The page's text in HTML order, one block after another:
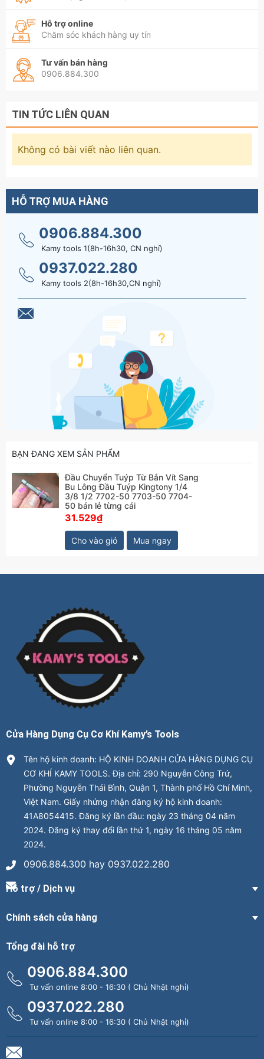
LƯU Ý: ĐƠN GIÁ CHO 1 CÁI - MỖI SIZE MỖI
LOẠI CÓ GIÁ KHÁC NHAU. QUÝ KHÁCH CHỌN
PHÂN LOẠI ĐỂ XEM GIÁ CỦA PHÂN LOẠI ĐÓ.
Hỗ trợ online
Chăm sóc khách hàng uy tín
Tư vấn bán hàng
0906.884.300
TIN TỨC LIÊN QUAN
Không có bài viết nào liên quan.
HỖ TRỢ MUA HÀNG
0906.884.300
Kamy tools 1(8h-16h30, CN nghỉ)
0937.022.280
Kamy tools 2(8h-16h30,CN nghỉ)
BẠN ĐANG XEM SẢN PHẨM
Đầu Chuyển Tuýp Từ Bắn Vít Sang
Bu Lông Đầu Tuýp Kingtony 1/4
3/8 1/2 7702-50 7703-50 7704-
50 bán lẻ từng cái
31.529₫
Cho vào giỏ Mua ngay
Cửa Hàng Dụng Cụ Cơ Khí Kamy’s Tools
Tên hộ kinh doanh: HỘ KINH DOANH CỬA HÀNG DỤNG CỤ
CƠ KHÍ KAMY TOOLS. Địa chỉ: 290 Nguyễn Công Trứ,
Phường Nguyễn Thái Bình, Quận 1, Thành phố Hồ Chí Minh,
Việt Nam. Giấy nhứng nhận đăng ký hộ kinh doanh:
41A8054415. Đăng ký lần đầu: ngày 23 tháng 04 năm
2024. Đăng ký thay đổi lần thứ 1, ngày 16 tháng 05 năm
2024.
0906.884.300 hay 0937.022.280
Hỗ trợ / Dịch vụ
Chính sách cửa hàng
Tổng đài hỗ trợ
0906.884.300
Tư vấn online 8:00 - 16:30 ( Chủ Nhật nghỉ)
0937.022.280
Tư vấn online 8:00 - 16:30 ( Chủ Nhật nghỉ)